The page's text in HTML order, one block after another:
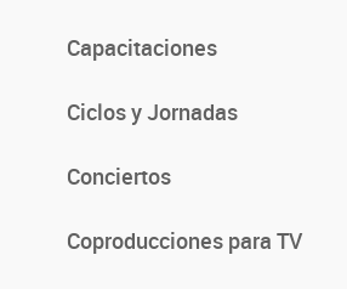
Capacitaciones
Ciclos y Jornadas
Conciertos
Coproducciones para TV